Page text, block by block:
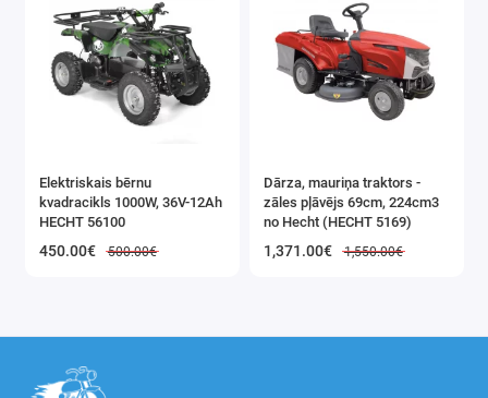
Elektriskais bērnu
kvadracikls 1000W, 36V-12Ah
HECHT 56100
450.00€ 500.00€
Dārza, mauriņa traktors -
zāles pļāvējs 69cm, 224cm3
no Hecht (HECHT 5169)
1,371.00€ 1,550.00€